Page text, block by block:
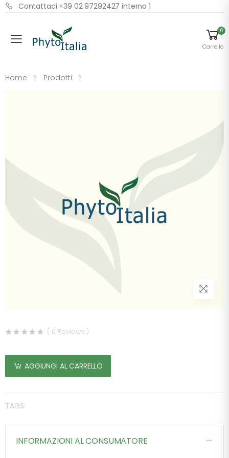
Contattaci +39 02 97292427 interno 1
Menu
0
Carrello
Home Prodotti
( 0 Reviews )
AGGIUNGI AL CARRELLO
TAGS:
INFORMAZIONI AL CONSUMATORE